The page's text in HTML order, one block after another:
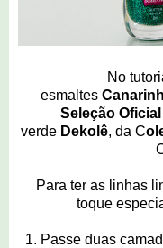
No
esmaltes
Seleção
verde Dekolê, da C
Para ter as linhas
toque
1. Passe duas